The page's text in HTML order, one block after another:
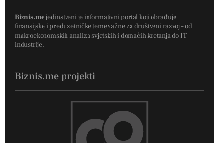
Biznis.mejedinstveni je informativni portal koji obrađuje
finansijske i preduzetničke teme važne za društveni razvoj – od
makroekonomskih analiza svjetskih i domaćih kretanja do IT
industrije.
Biznis.me projekti